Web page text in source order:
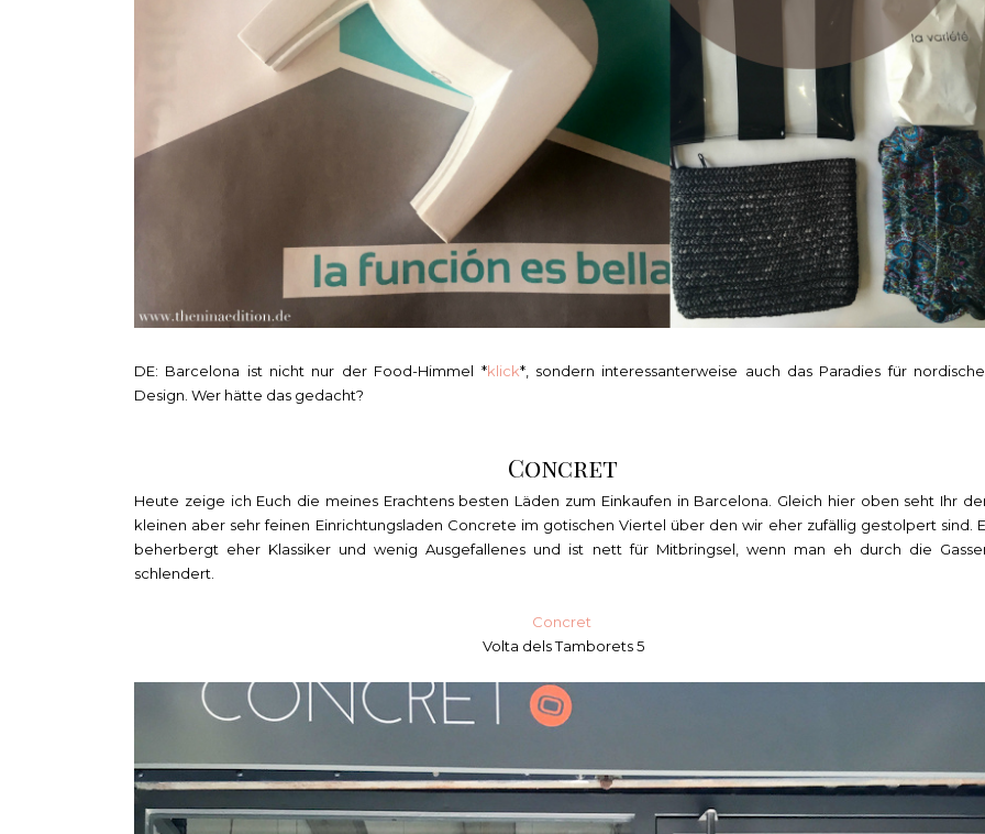
DE: Barcelona ist nicht nur der Food-Himmel *klick*, sondern interessanterweise auch das Paradies für
Design. Wer hätte das gedacht?
Concret
Heute zeige ich Euch die meines Erachtens besten Läden zum Einkaufen in Barcelona. Gleich hier oben seht Ihr
kleinen aber sehr feinen Einrichtungsladen Concrete im gotischen Viertel über den wir eher zufällig gestolpert sind.
beherbergt eher Klassiker und wenig Ausgefallenes und ist nett für Mitbringsel, wenn man eh durch die
schlendert.
Concret
Volta dels Tamborets 5